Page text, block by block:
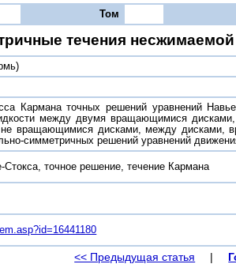
Том
течения
Кармана точных решений уравнений
между двумя вращающимися
вращающимися дисками, между дисками,
симметричных решений уравнений
Стокса, точное решение, течение Кармана
<< Предыдущая статья |